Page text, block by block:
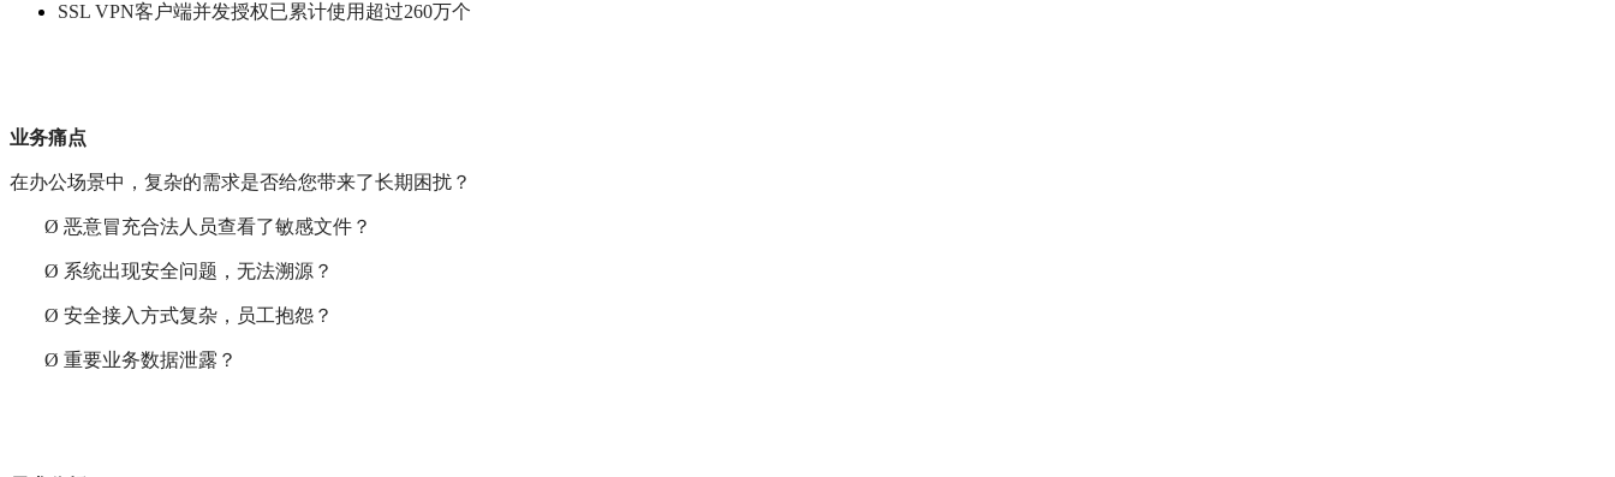
SSL VPN客户端并发授权已累计使用超过260万个
业务痛点
在办公场景中，复杂的需求是否给您带来了长期困扰？
Ø 恶意冒充合法人员查看了敏感文件？
Ø 系统出现安全问题，无法溯源？
Ø 安全接入方式复杂，员工抱怨？
Ø 重要业务数据泄露？